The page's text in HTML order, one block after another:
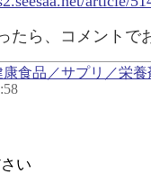
たら、コメントで
康食品／サプリ／栄養
い